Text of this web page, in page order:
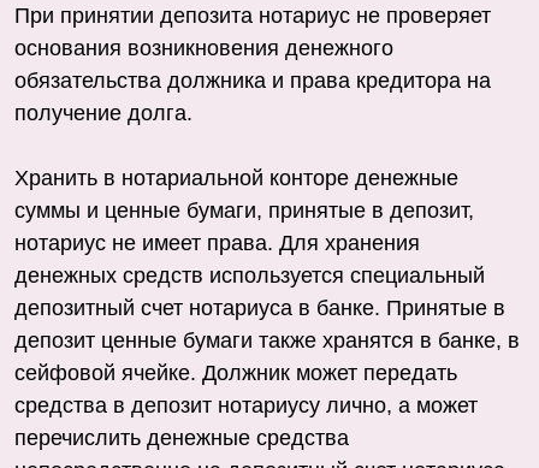
При принятии депозита нотариус не проверяет
основания возникновения денежного
обязательства должника и права кредитора на
получение долга.
Хранить в нотариальной конторе денежные
суммы и ценные бумаги, принятые в депозит,
нотариус не имеет права. Для хранения
денежных средств используется специальный
депозитный счет нотариуса в банке. Принятые в
депозит ценные бумаги также хранятся в банке, в
сейфовой ячейке. Должник может передать
средства в депозит нотариусу лично, а может
перечислить денежные средства